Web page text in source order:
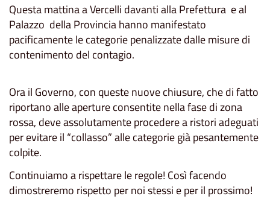
Questa mattina a Vercelli davanti alla Prefettura e al
Palazzo della Provincia hanno manifestato
pacificamente le categorie penalizzate dalle misure di
contenimento del contagio.
Ora il Governo, con queste nuove chiusure, che di fatto
riportano alle aperture consentite nella fase di zona
rossa, deve assolutamente procedere a ristori adeguati
per evitare il “collasso” alle categorie già pesantemente
colpite.
Continuiamo a rispettare le regole! Così facendo
dimostreremo rispetto per noi stessi e per il prossimo!